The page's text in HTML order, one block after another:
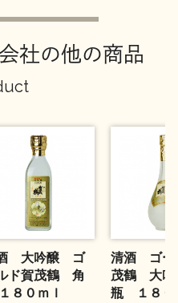
社の他の商品
大吟醸 ゴ
ド賀茂鶴 角
８０ｍｌ
清酒 ゴー
茂鶴 大
瓶 １８０